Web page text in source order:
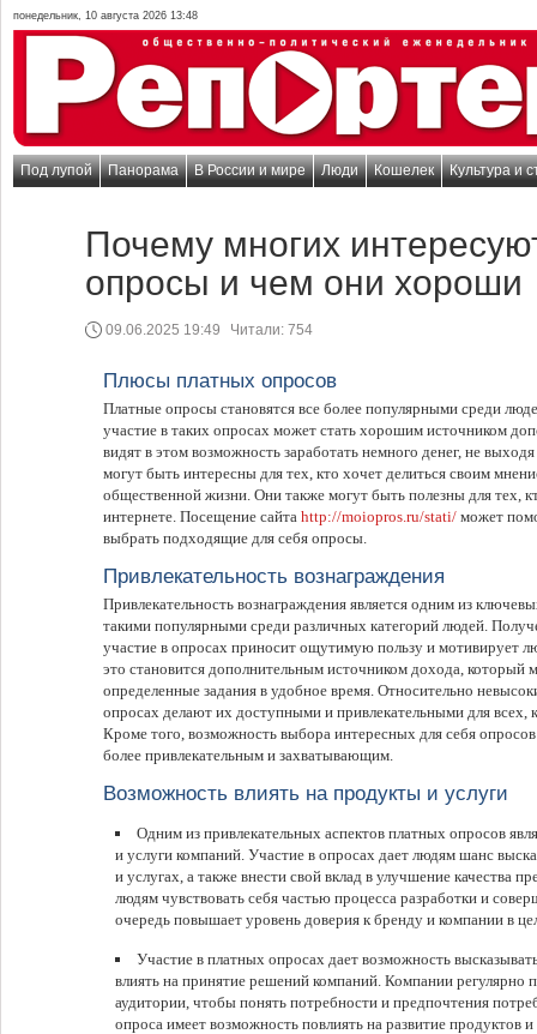
понедельник, 10 августа 2026 13:48
Под лупой Панорама В России и мире Люди Кошелек Культура и
Почему многих
опросы и чем они хороши
09.06.2025 19:49 Читали: 754
Плюсы платных опросов
Платные опросы становятся все более популярными среди
участие в таких опросах может стать хорошим источником
видят в этом возможность заработать немного денег, не
могут быть интересны для тех, кто хочет делиться своим
общественной жизни. Они также могут быть полезны для тех,
интернете. Посещение сайта http://moiopros.ru/stati/ может
выбрать подходящие для себя опросы.
Привлекательность вознаграждения
Привлекательность вознаграждения является одним из
такими популярными среди различных категорий людей.
участие в опросах приносит ощутимую пользу и мотивирует
это становится дополнительным источником дохода, который
определенные задания в удобное время. Относительно
опросах делают их доступными и привлекательными для всех,
Кроме того, возможность выбора интересных для себя
более привлекательным и захватывающим.
Возможность влиять на продукты и услуги
Одним из привлекательных аспектов платных опросов
и услуги компаний. Участие в опросах дает людям шанс
и услугах, а также внести свой вклад в улучшение качества
людям чувствовать себя частью процесса разработки и
очередь повышает уровень доверия к бренду и компании в
Участие в платных опросах дает возможность
влиять на принятие решений компаний. Компании регулярно
аудитории, чтобы понять потребности и предпочтения
опроса имеет возможность повлиять на развитие продуктов